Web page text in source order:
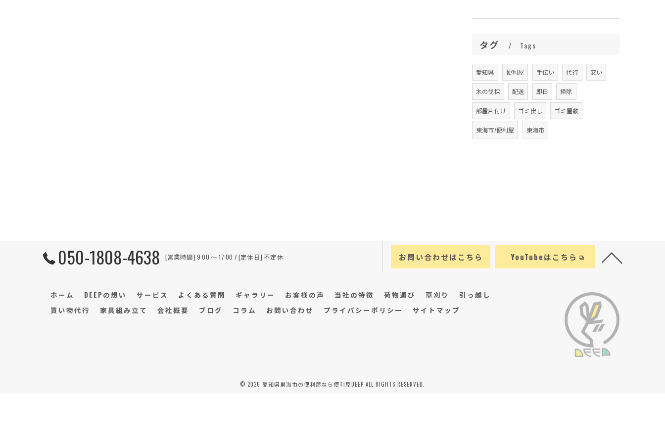
タグ Tags
愛知県 便利屋 手伝い 代行 安い
木の伐採 配送 即日 掃除
部屋片付け ゴミ出し ゴミ屋敷
東海市/便利屋 東海市
050-1808-4638 [営業時間] 9:00 〜 17:00 / [定休日] 不定休 お問い合わせはこちら YouTubeはこちら
ホーム DEEPの想い サービス よくある質問 ギャラリー お客様の声 当社の特徴 荷物運び 草刈り
引っ越し
買い物代行
家具組み立て 会社概要 ブログ コラム お問い合わせ プライバシーポリシー サイトマップ
© 2026 愛知県東海市の便利屋なら便利屋DEEP ALL RIGHTS RESERVED.